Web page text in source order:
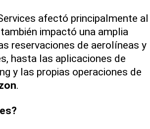
afectó principalmente al
impactó una amplia
reservaciones de aerolíneas y
hasta las aplicaciones de
y las propias operaciones de
.